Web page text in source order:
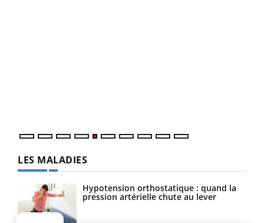
LES MALADIES
Hypotension orthostatique : quand la
pression artérielle chute au lever